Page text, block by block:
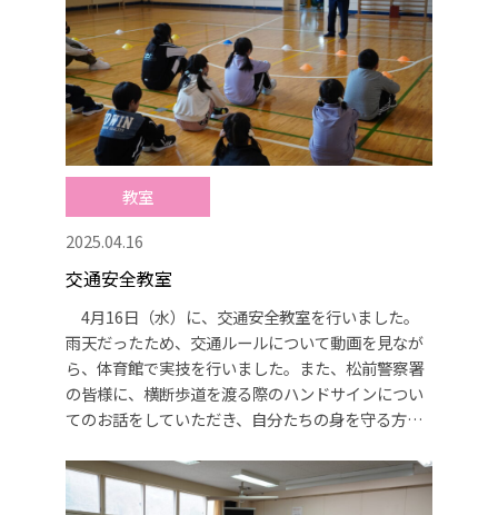
教室
2025.04.16
交通安全教室
4月16日（水）に、交通安全教室を行いました。
雨天だったため、交通ルールについて動画を見なが
ら、体育館で実技を行いました。また、松前警察署
の皆様に、横断歩道を渡る際のハンドサインについ
てのお話をしていただき、自分たちの身を守る方法